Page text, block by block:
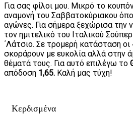
Για σας φίλοι μου. Μικρό το
αναμονή του Σαββατοκύριακου
αγώνες. Για σήμερα ξεχώρισα την
τον ημιτελικό του Ιταλικού
΄Λάτσιο. Σε τρομερή κατάσταση οι
σκοράρουν με ευκολία αλλά στην
θέματά τους. Για αυτό επιλέγω το
απόδοση 1,65. Καλή μας τύχη!
Κερδισμένα